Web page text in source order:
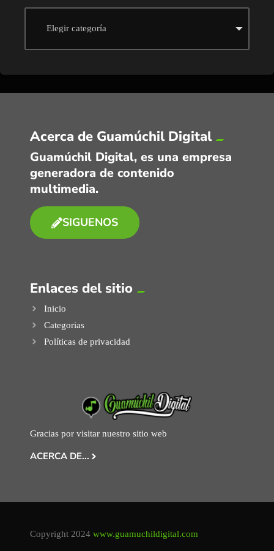
Acerca de Guamúchil Digital
Guamúchil Digital, es una empresa
generadora de contenido
multimedia.
SIGUENOS
Enlaces del sitio
Inicio
Categorias
Políticas de privacidad
Gracias por visitar nuestro sitio web
ACERCA DE...
Copyright 2024 www.guamuchildigital.com